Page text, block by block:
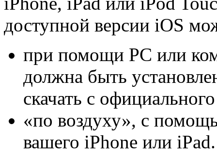
доступной версии iOS
при помощи PC или
должна быть
скачать с
«по воздуху», с
вашего iPhone или iPad.